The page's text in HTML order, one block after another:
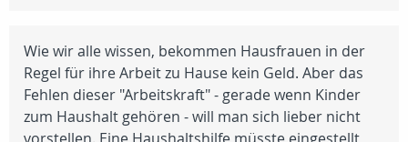
Wie wir alle wissen, bekommen Hausfrauen in der
Regel für ihre Arbeit zu Hause kein Geld. Aber das
Fehlen dieser "Arbeitskraft" - gerade wenn Kinder
zum Haushalt gehören - will man sich lieber nicht